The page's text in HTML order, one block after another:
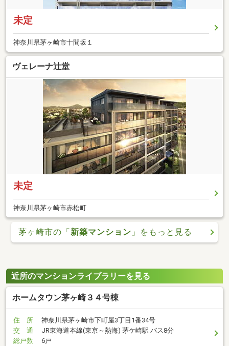
未定
神奈川県茅ヶ崎市十間坂１
ヴェレーナ辻堂
未定
神奈川県茅ヶ崎市赤松町
茅ヶ崎市の「新築マンション 」をもっと見る
近所のマンションライブラリーを見る
ホームタウン茅ヶ崎３４号棟
住 所
神奈川県茅ヶ崎市下町屋3丁目1番34号
交 通
JR東海道本線(東京～熱海) 茅ケ崎駅 バス8分
総戸数
6戸